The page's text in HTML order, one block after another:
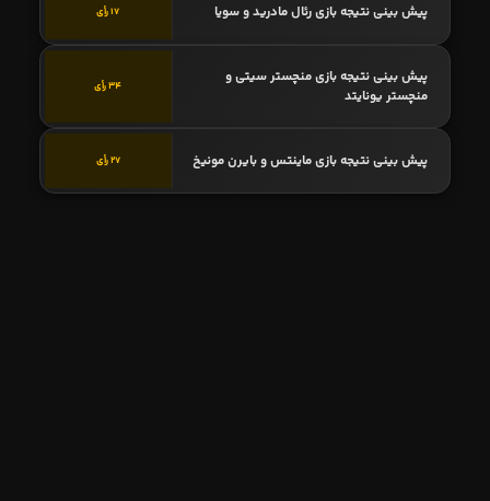
پیش بینی نتیجه بازی رئال مادرید و سویا 17 رأی
پیش بینی نتیجه بازی منچستر سیتی و
منچستر یونایتد
34 رأی
پیش بینی نتیجه بازی ماینتس و بایرن مونیخ 27 رأی